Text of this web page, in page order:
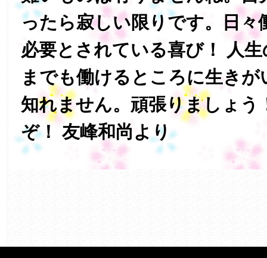
ったら寂しい限りです。日々
必要とされている喜び！ 人
までも働けるところに生き
知れません。頑張りましょう
ぞ！ 友峰和尚より